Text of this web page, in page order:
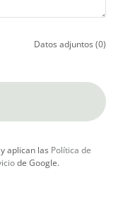
Datos adjuntos (0)
aplican las Política de
de Google.